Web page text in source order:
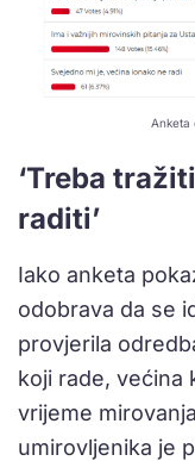
Anketa
‘Treba
raditi’
Iako anketa
odobrava da se
provjerila
koji rade, većina
vrijeme
umirovljenika je